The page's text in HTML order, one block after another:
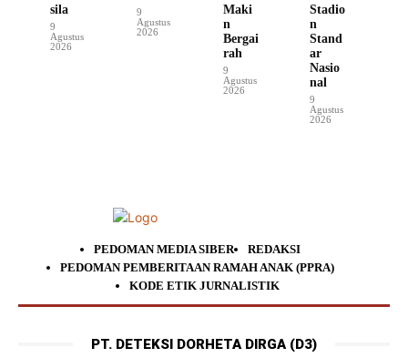
sila
9
Agustus
2026
9
Agustus
2026
Maki
n
Bergai
rah
9
Agustus
2026
Stadio
n
Stand
ar
Nasio
nal
9
Agustus
2026
PEDOMAN MEDIA SIBER
REDAKSI
PEDOMAN PEMBERITAAN RAMAH ANAK (PPRA)
KODE ETIK JURNALISTIK
PT. DETEKSI DORHETA DIRGA (D3)